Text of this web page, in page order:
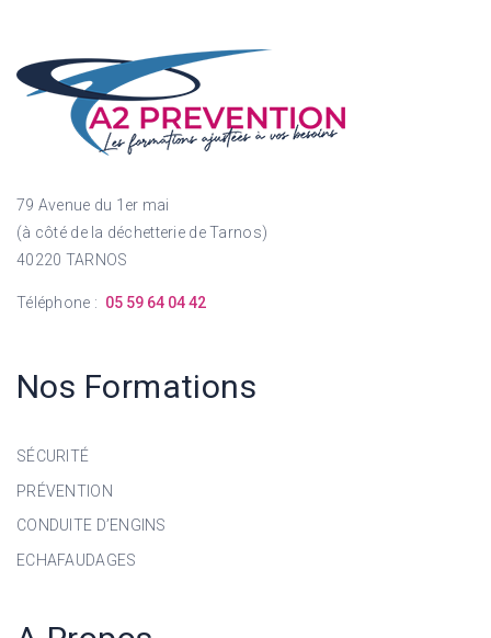
79 Avenue du 1er mai
(à côté de la déchetterie de Tarnos)
40220 TARNOS
Téléphone : 05 59 64 04 42
Nos Formations
SÉCURITÉ
PRÉVENTION
CONDUITE D’ENGINS
ECHAFAUDAGES